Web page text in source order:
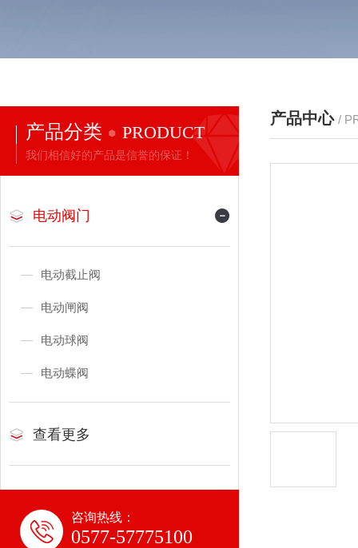
产品分类 PRODUCT
我们相信好的产品是信誉的保证！
电动阀门
电动截止阀
电动闸阀
电动球阀
电动蝶阀
查看更多
咨询热线：
0577-57775100
产品中心 /